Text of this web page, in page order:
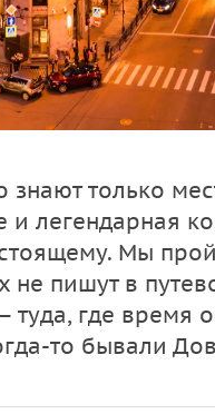
знают только
и легендарная
Мы
пишут в
где время
то бывали